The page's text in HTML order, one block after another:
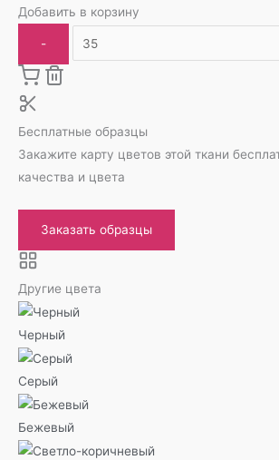
Добавить в корзину
-
Бесплатные образцы
Закажите карту цветов этой ткани
качества и цвета
Заказать образцы
Другие цвета
Черный
Серый
Бежевый